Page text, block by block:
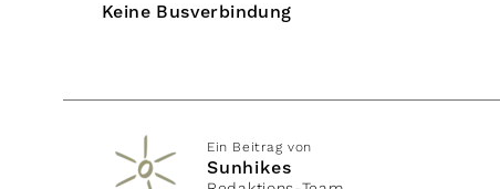
Keine Busverbindung
Ein Beitrag von
Sunhikes